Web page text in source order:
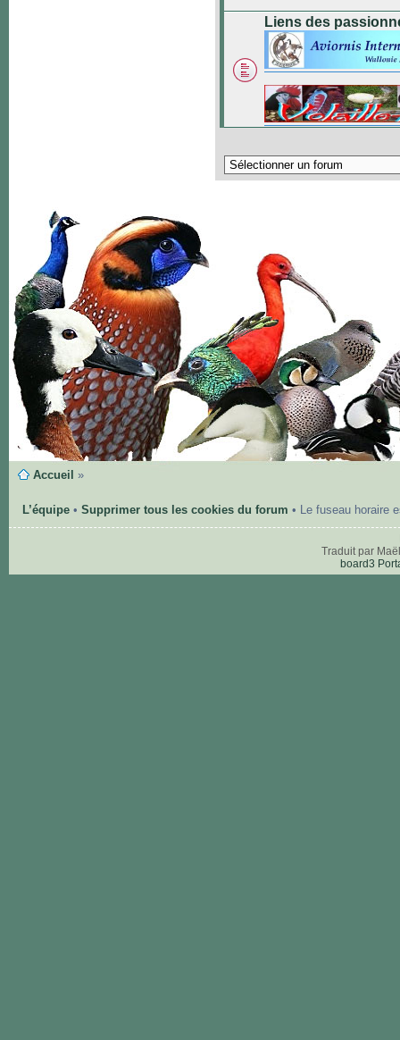
Liens des
Accueil »
L’équipe• Supprimer tous les cookies du forum • Le fuseau horaire
Traduit par
board3